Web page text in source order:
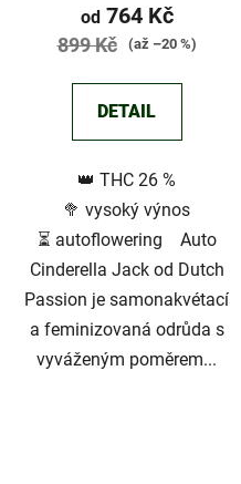
od764 Kč
899 Kč (až –20 %)
DETAIL
👑 THC 26 %
🥦 vysoký výnos
⏳ autoflowering Auto
Cinderella Jack od Dutch
Passion je samonakvétací
a feminizovaná odrůda s
vyváženým poměrem...